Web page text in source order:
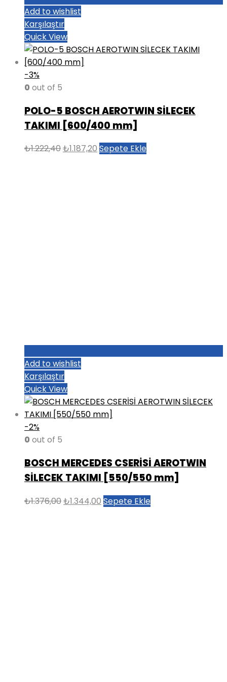
Add to wishlist
Karşılaştır
Quick View
-3%
0 out of 5
POLO-5 BOSCH AEROTWIN SİLECEK
TAKIMI [600/400 mm]
₺1.222,40Orijinal
₺1.187,20 Şu
Sepete Ekle
Add to wishlist
Karşılaştır
Quick View
-2%
0 out of 5
BOSCH MERCEDES CSERİSİ AEROTWIN
SİLECEK TAKIMI [550/550 mm]
₺1.376,00Orijinal
₺1.344,00 Şu
Sepete Ekle